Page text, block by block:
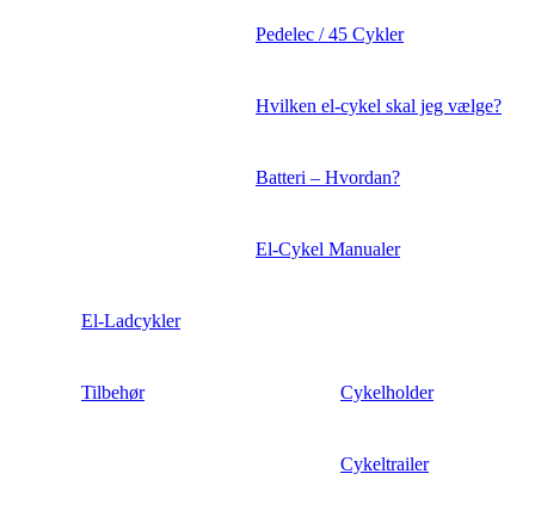
Pedelec / 45 Cykler
Hvilken el-cykel skal jeg vælge?
Batteri – Hvordan?
El-Cykel Manualer
El-Ladcykler
Tilbehør Cykelholder
Cykeltrailer